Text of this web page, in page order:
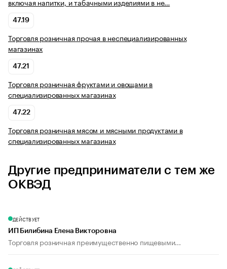
включая напитки, и табачными изделиями в не…
47.19
Торговля розничная прочая в неспециализированных
магазинах
47.21
Торговля розничная фруктами и овощами в
специализированных магазинах
47.22
Торговля розничная мясом и мясными продуктами в
специализированных магазинах
Другие предприниматели с тем же
ОКВЭД
ДЕЙСТВУЕТ
ИП Билибина Елена Викторовна
Торговля розничная преимущественно пищевыми...